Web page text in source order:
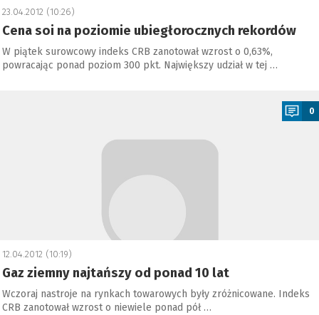
23.04.2012 (10:26)
Cena soi na poziomie ubiegłorocznych rekordów
W piątek surowcowy indeks CRB zanotował wzrost o 0,63%,
powracając ponad poziom 300 pkt. Największy udział w tej …
0
12.04.2012 (10:19)
Gaz ziemny najtańszy od ponad 10 lat
Wczoraj nastroje na rynkach towarowych były zróżnicowane. Indeks
CRB zanotował wzrost o niewiele ponad pół …